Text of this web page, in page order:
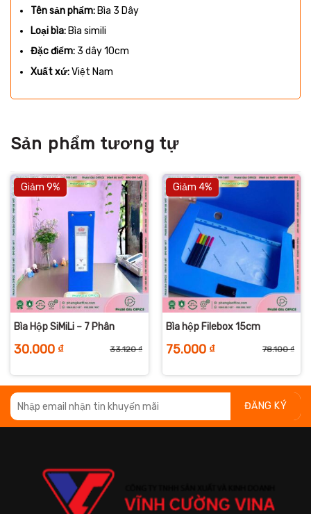
Tên sản phẩm: Bìa 3 Dây
Loại bìa: Bìa simili
Đặc điểm: 3 dây 10cm
Xuất xứ:Việt Nam
Sản phẩm tương tự
Giảm 9%
Bìa Hộp SiMiLi – 7 Phân
33.120₫
33.120 ₫.
30.000 ₫
là:
30.000 ₫.
Giảm 4%
Bìa hộp Filebox 15cm
78.100₫
75.000 ₫
là:
₫.
₫.